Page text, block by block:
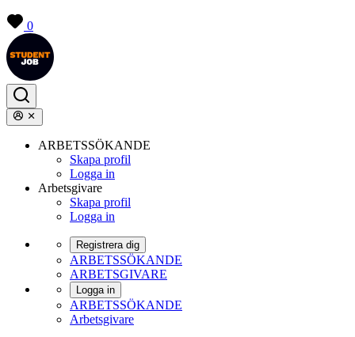
0
ARBETSSÖKANDE
Skapa profil
Logga in
Arbetsgivare
Skapa profil
Logga in
Registrera dig
ARBETSSÖKANDE
ARBETSGIVARE
Logga in
ARBETSSÖKANDE
Arbetsgivare